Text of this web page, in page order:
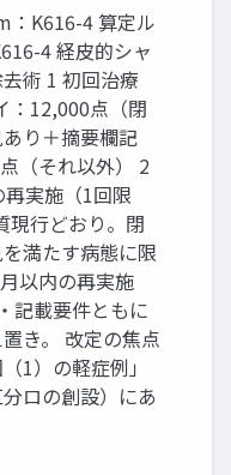
：K616-4 算定ル
4 経皮的シャ
術 1 初回治療
：12,000点（閉
り＋摘要欄記
（それ以外） 2
実施（1回限
現行どおり。閉
満たす病態に限
以内の再実施
記載要件ともに
き。 改定の焦点
1）の軽症例」
ロの創設）にあ